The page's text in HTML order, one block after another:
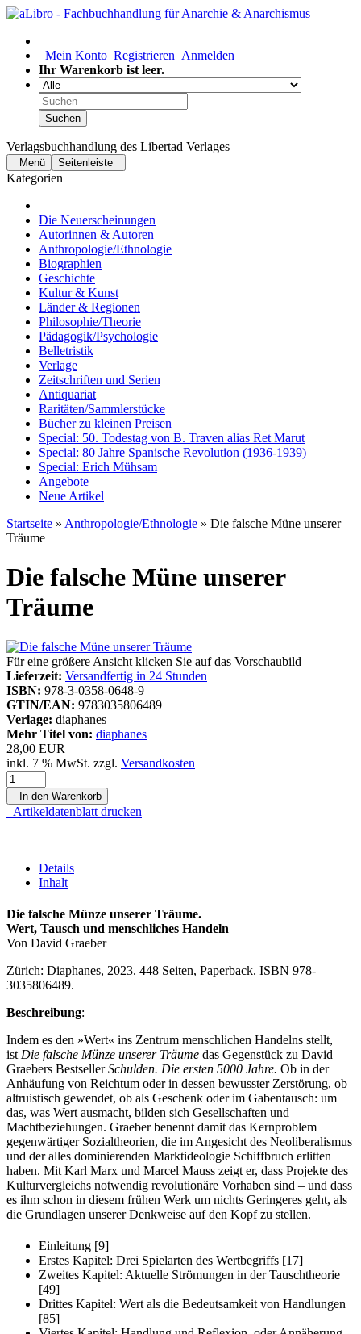
Mein Konto Registrieren Anmelden
Ihr Warenkorb ist leer.
Suchen
Verlagsbuchhandlung des Libertad Verlages
Menü Seitenleiste
Kategorien
Die Neuerscheinungen
Autorinnen & Autoren
Anthropologie/Ethnologie
Biographien
Geschichte
Kultur & Kunst
Länder & Regionen
Philosophie/Theorie
Pädagogik/Psychologie
Belletristik
Verlage
Zeitschriften und Serien
Antiquariat
Raritäten/Sammlerstücke
Bücher zu kleinen Preisen
Special: 50. Todestag von B. Traven alias Ret Marut
Special: 80 Jahre Spanische Revolution (1936-1939)
Special: Erich Mühsam
Angebote
Neue Artikel
Startseite » Anthropologie/Ethnologie » Die falsche Müne unserer
Träume
Die falsche Müne unserer
Träume
Für eine größere Ansicht klicken Sie auf das Vorschaubild
Lieferzeit: Versandfertig in 24 Stunden
ISBN: 978-3-0358-0648-9
GTIN/EAN: 9783035806489
Verlage: diaphanes
Mehr Titel von: diaphanes
28,00 EUR
inkl. 7 % MwSt. zzgl. Versandkosten
In den Warenkorb
Artikeldatenblatt drucken
Details
Inhalt
Die falsche Münze unserer Träume.
Wert, Tausch und menschliches Handeln
Von David Graeber
Zürich: Diaphanes, 2023. 448 Seiten, Paperback. ISBN 978-
3035806489.
Beschreibung:
Indem es den »Wert« ins Zentrum menschlichen Handelns stellt,
ist Die falsche Münze unserer Träume das Gegenstück zu David
Graebers BestsellerSchulden. Die ersten 5000 Jahre. Ob in der
Anhäufung von Reichtum oder in dessen bewusster Zerstörung, ob
altruistisch gewendet, ob als Geschenk oder im Gabentausch: um
das, was Wert ausmacht, bilden sich Gesellschaften und
Machtbeziehungen. Graeber benennt damit das Kernproblem
gegenwärtiger Sozialtheorien, die im Angesicht des Neoliberalismus
und der alles dominierenden Marktideologie Schiffbruch erlitten
haben. Mit Karl Marx und Marcel Mauss zeigt er, dass Projekte des
Kulturvergleichs notwendig revolutionäre Vorhaben sind – und dass
es ihm schon in diesem frühen Werk um nichts Geringeres geht, als
die Grundlagen unserer Denkweise auf den Kopf zu stellen.
Einleitung [9]
Erstes Kapitel: Drei Spielarten des Wertbegriffs [17]
Zweites Kapitel: Aktuelle Strömungen in der Tauschtheorie
[49]
Drittes Kapitel: Wert als die Bedeutsamkeit von Handlungen
[85]